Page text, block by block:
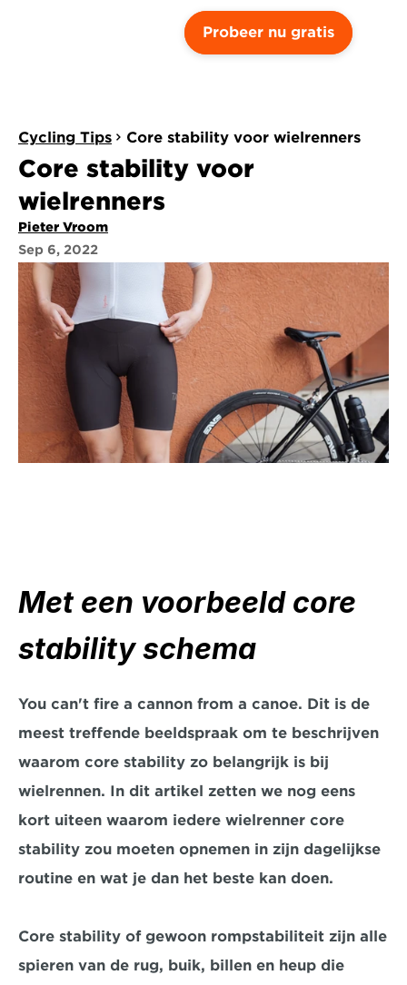
Probeer nu gratis
Cycling Tips Core stability voor wielrenners
Core stability voor
wielrenners
Pieter Vroom
Sep 6, 2022
Met een voorbeeld core
stability schema
You can't fire a cannon from a canoe. Dit is de
meest treffende beeldspraak om te beschrijven
waarom core stability zo belangrijk is bij
wielrennen. In dit artikel zetten we nog eens
kort uiteen waarom iedere wielrenner core
stability zou moeten opnemen in zijn dagelijkse
routine en wat je dan het beste kan doen.
Core stability of gewoon rompstabiliteit zijn alle
spieren van de rug, buik, billen en heup die